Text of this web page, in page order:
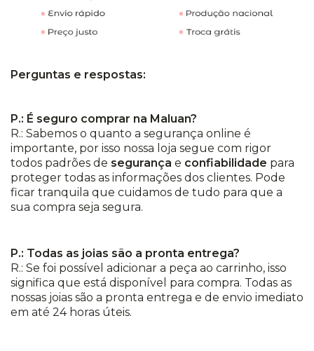
Perguntas e respostas:
P.: É seguro comprar na Maluan?
R.: Sabemos o quanto a segurança online é
importante, por isso nossa loja segue com rigor
todos padrões de segurança e confiabilidade para
proteger todas as informações dos clientes. Pode
ficar tranquila que cuidamos de tudo para que a
sua compra seja segura.
P.: Todas as joias são a pronta entrega?
R.: Se foi possível adicionar a peça ao carrinho, isso
significa que está disponível para compra. Todas as
nossas joias são a pronta entrega e de envio imediato
em até 24 horas úteis.